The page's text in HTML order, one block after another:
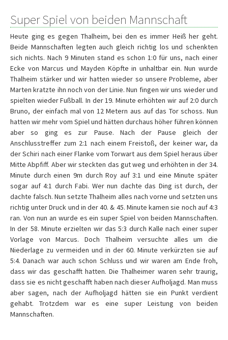
Super Spiel von beiden Mannschaft
Heute ging es gegen Thalheim, bei den es immer Heiß her geht.
Beide Mannschaften legten auch gleich richtig los und schenkten
sich nichts. Nach 9 Minuten stand es schon 1:0 für uns, nach einer
Ecke von Marcus und Mayden Köpfte in unhaltbar ein. Nun wurde
Thalheim stärker und wir hatten wieder so unsere Probleme, aber
Marten kratzte ihn noch von der Linie. Nun fingen wir uns wieder und
spielten wieder Fußball. In der 19. Minute erhöhten wir auf 2:0 durch
Bruno, der einfach mal von 12 Metern aus auf das Tor schoss. Nun
hatten wir mehr vom Spiel und hätten durchaus höher führen können
aber so ging es zur Pause. Nach der Pause gleich der
Anschlusstreffer zum 2:1 nach einem Freistoß, der keiner war, da
der Schiri nach einer Flanke vom Torwart aus dem Spiel heraus über
Mitte Abpfiff. Aber wir steckten das gut weg und erhöhten in der 34.
Minute durch einen 9m durch Roy auf 3:1 und eine Minute später
sogar auf 4:1 durch Fabi. Wer nun dachte das Ding ist durch, der
dachte falsch. Nun setzte Thalheim alles nach vorne und setzten uns
richtig unter Druck und in der 40. & 45. Minute kamen sie noch auf 4:3
ran. Von nun an wurde es ein super Spiel von beiden Mannschaften.
In der 58. Minute erzielten wir das 5:3 durch Kalle nach einer super
Vorlage von Marcus. Doch Thalheim versuchte alles um die
Niederlage zu vermeiden und in der 60. Minute verkürzten sie auf
5:4. Danach war auch schon Schluss und wir waren am Ende froh,
dass wir das geschafft hatten. Die Thalheimer waren sehr traurig,
dass sie es nicht geschafft haben nach dieser Aufholjagd. Man muss
aber sagen, nach der Aufholjagd hätten sie ein Punkt verdient
gehabt. Trotzdem war es eine super Leistung von beiden
Mannschaften.